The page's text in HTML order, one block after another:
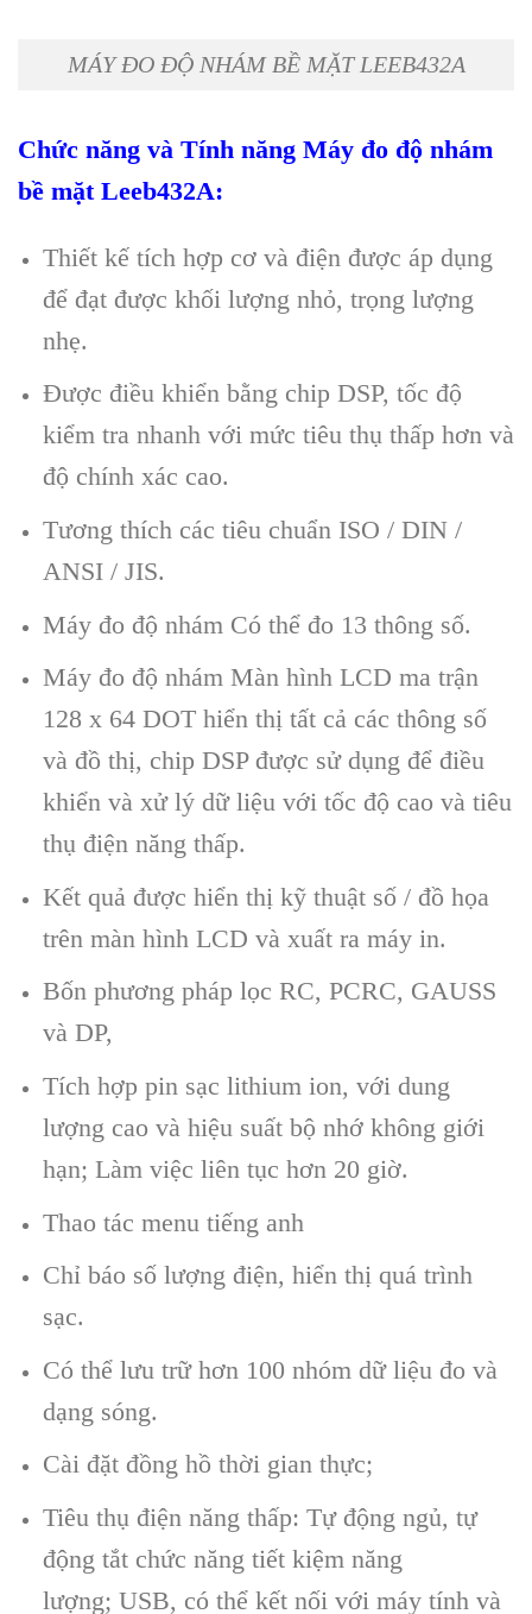
MÁY ĐO ĐỘ NHÁM BỀ MẶT LEEB432A
Chức năng và Tính năng Máy đo độ nhám
bề mặt Leeb432A:
Thiết kế tích hợp cơ và điện được áp dụng
để đạt được khối lượng nhỏ, trọng lượng
nhẹ.
Được điều khiển bằng chip DSP, tốc độ
kiểm tra nhanh với mức tiêu thụ thấp hơn và
độ chính xác cao.
Tương thích các tiêu chuẩn ISO / DIN /
ANSI / JIS.
Máy đo độ nhám Có thể đo 13 thông số.
Máy đo độ nhám Màn hình LCD ma trận
128 x 64 DOT hiển thị tất cả các thông số
và đồ thị, chip DSP được sử dụng để điều
khiển và xử lý dữ liệu với tốc độ cao và tiêu
thụ điện năng thấp.
Kết quả được hiển thị kỹ thuật số / đồ họa
trên màn hình LCD và xuất ra máy in.
Bốn phương pháp lọc RC, PCRC, GAUSS
và DP,
Tích hợp pin sạc lithium ion, với dung
lượng cao và hiệu suất bộ nhớ không giới
hạn; Làm việc liên tục hơn 20 giờ.
Thao tác menu tiếng anh
Chỉ báo số lượng điện, hiển thị quá trình
sạc.
Có thể lưu trữ hơn 100 nhóm dữ liệu đo và
dạng sóng.
Cài đặt đồng hồ thời gian thực;
Tiêu thụ điện năng thấp: Tự động ngủ, tự
động tắt chức năng tiết kiệm năng
lượng; USB, có thể kết nối với máy tính và